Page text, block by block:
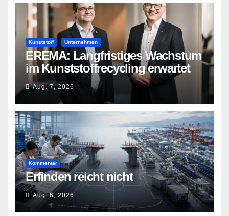
Kunststoff Unternehmen
EREMA: Langfristiges Wachstum
im Kunststoffrecycling erwartet
Aug. 7, 2026
Kommentar
Erfinden reicht nicht
Aug. 6, 2026